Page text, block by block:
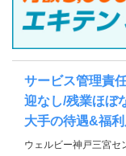
サービス管理責
迎なし/残業ほぼ
大手の待遇&福
ウェルビー神戸三宮セ